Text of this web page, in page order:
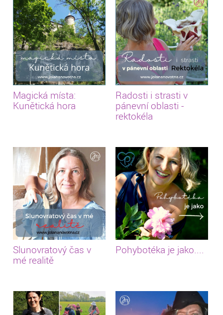
Magická místa:
Kunětická hora
Radosti i strasti v
pánevní oblasti -
rektokéla
Slunovratový čas v
mé realitě
Pohybotéka je jako....